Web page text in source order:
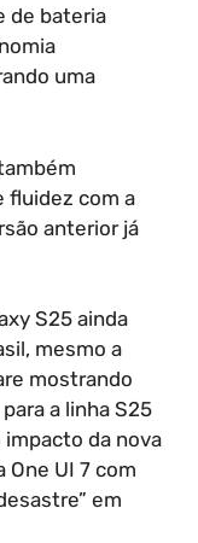
de bateria
uma
fluidez com a
anterior já
S25 ainda
mesmo a
mostrando
a linha S25
impacto da nova
One UI 7 com
em